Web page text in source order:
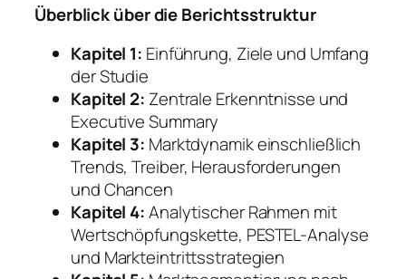
Überblick über die Berichtsstruktur
Kapitel 1: Einführung, Ziele und Umfang
der Studie
Kapitel 2: Zentrale Erkenntnisse und
Executive Summary
Kapitel 3: Marktdynamik einschließlich
Trends, Treiber, Herausforderungen
und Chancen
Kapitel 4:Analytischer Rahmen mit
Wertschöpfungskette, PESTEL-Analyse
und Markteintrittsstrategien